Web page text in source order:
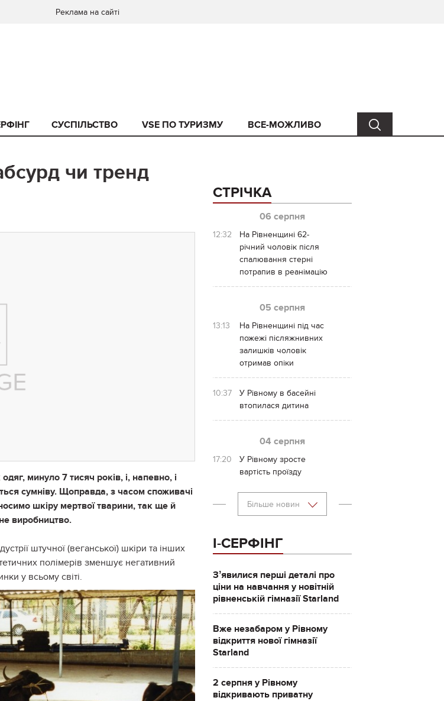
Реклама на сайті
СУСПІЛЬСТВО VSE ПО ТУРИЗМУ ВСЕ-МОЖЛИВО
чи тренд
минуло 7 тисяч років, і, напевно, і
сумніву. Щоправда, з часом споживачі
шкіру мертвої тварини, так ще й
виробництво.
штучної (веганської) шкіри та інших
полімерів зменшує негативний
у всьому світі.
СТРІЧКА
06 серпня
12:32
На Рівненщині 62-
річний чоловік після
спалювання стерні
потрапив в реанімацію
05 серпня
13:13
На Рівненщині під час
пожежі післяжнивних
залишків чоловік
отримав опіки
10:37
У Рівному в басейні
втопилася дитина
04 серпня
17:20
У Рівному зросте
вартість проїзду
Більше новин
І-СЕРФІНГ
Зʼявилися перші деталі про
ціни на навчання у новітній
рівненській гімназії Starland
Вже незабаром у Рівному
відкриття нової гімназії
Starland
2 серпня у Рівному
відкривають приватну